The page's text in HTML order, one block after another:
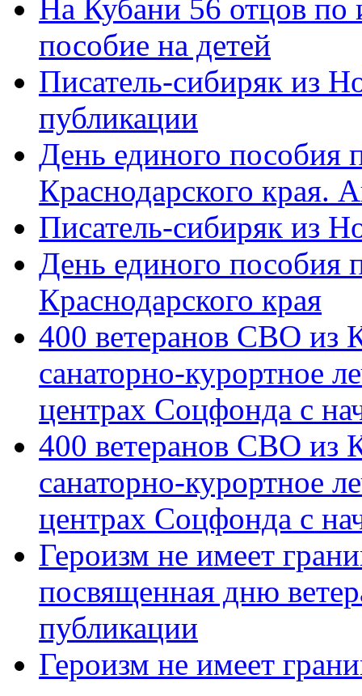
На Кубани 56 отцов по
пособие на детей
Писатель-сибиряк из
публикации
День единого пособия
Краснодарского края.
Писатель-сибиряк из
День единого пособия
Краснодарского края
400 ветеранов СВО из
санаторно-курортное
центрах Соцфонда с
400 ветеранов СВО из
санаторно-курортное
центрах Соцфонда с
Героизм не имеет
посвященная дню
публикации
Героизм не имеет